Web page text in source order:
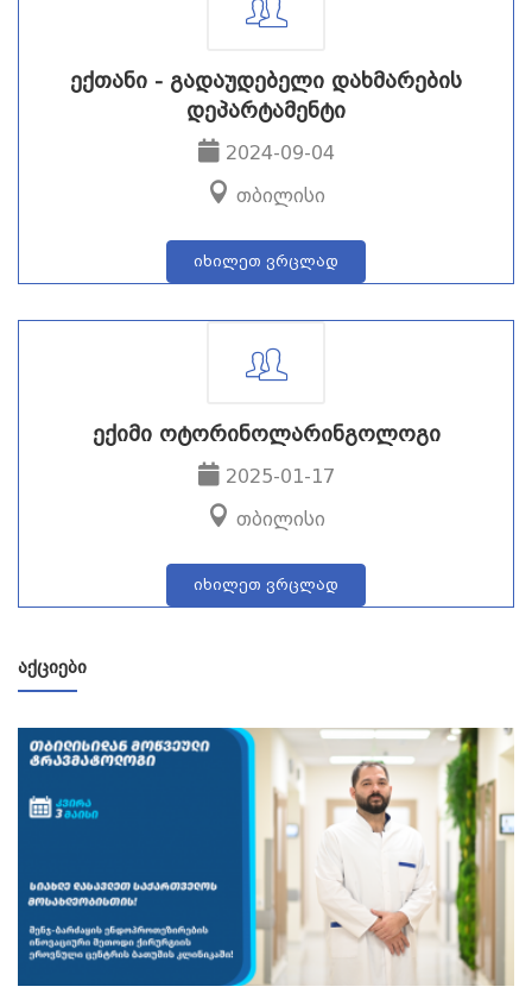
ექთანი - გადაუდებელი დახმარების
დეპარტამენტი
2024-09-04
თბილისი
იხილეთ ვრცლად
ექიმი ოტორინოლარინგოლოგი
2025-01-17
თბილისი
იხილეთ ვრცლად
ᲐᲥᲪᲘᲔᲑᲘ